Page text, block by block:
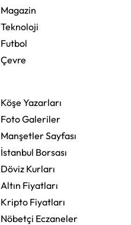
Magazin
Teknoloji
Futbol
Çevre
Köşe Yazarları
Foto Galeriler
Manşetler Sayfası
İstanbul Borsası
Döviz Kurları
Altın Fiyatları
Kripto Fiyatları
Nöbetçi Eczaneler